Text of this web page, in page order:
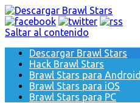
Saltar al contenido
Descargar Brawl Stars
Hack Brawl Stars
Brawl Stars para Android
Brawl Stars para iOS
Brawl Stars para PC